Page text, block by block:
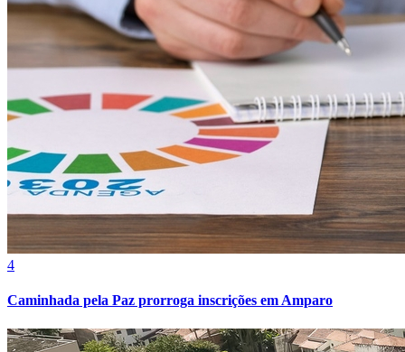
4
Caminhada pela Paz prorroga inscrições em Amparo